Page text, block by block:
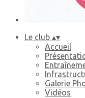
Le club ▴▾
Accueil
Galerie
Vidéos